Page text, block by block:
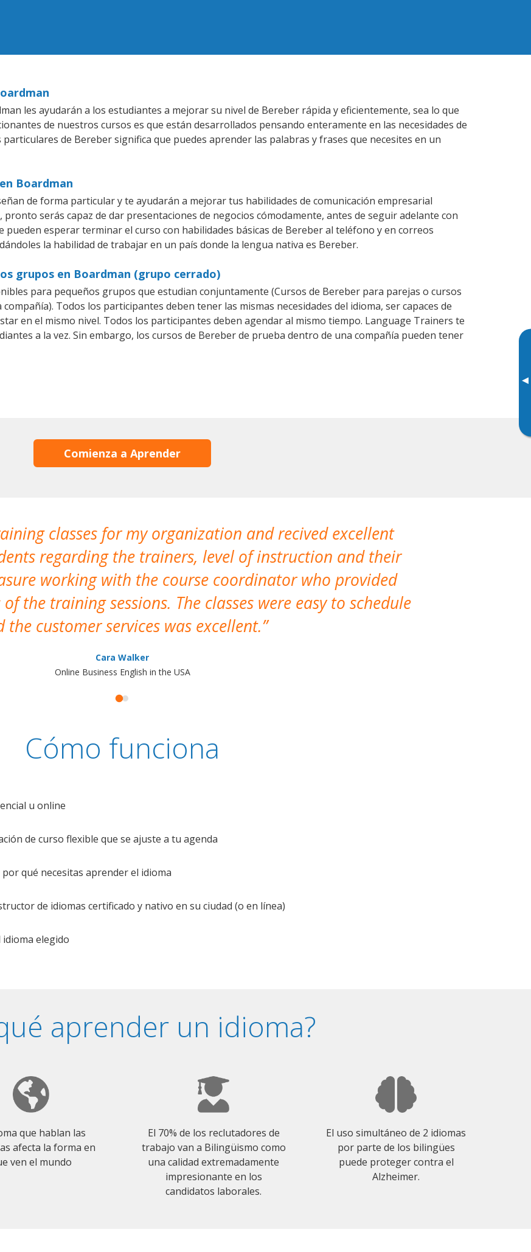
▸
les ayudarán a los estudiantes a mejorar su nivel de Bereber rápida y eficientemente, sea lo que
de nuestros cursos es que están desarrollados pensando enteramente en las necesidades de
de Bereber significa que puedes aprender las palabras y frases que necesites en un
Boardman
de forma particular y te ayudarán a mejorar tus habilidades de comunicación empresarial
serás capaz de dar presentaciones de negocios cómodamente, antes de seguir adelante con
esperar terminar el curso con habilidades básicas de Bereber al teléfono y en correos
la habilidad de trabajar en un país donde la lengua nativa es Bereber.
grupos en Boardman (grupo cerrado)
para pequeños grupos que estudian conjuntamente (Cursos de Bereber para parejas o cursos
Todos los participantes deben tener las mismas necesidades del idioma, ser capaces de
en el mismo nivel. Todos los participantes deben agendar al mismo tiempo. Language Trainers te
a la vez. Sin embargo, los cursos de Bereber de prueba dentro de una compañía pueden tener
Comienza a Aprender
classes for my organization and recived excellent
regarding the trainers, level of instruction and their
working with the course coordinator who provided
the training sessions. The classes were easy to schedule
the customer services was excellent.
Cara Walker
Online Business English in the USA
Cómo funciona
u online
de curso flexible que se ajuste a tu agenda
qué necesitas aprender el idioma
de idiomas certificado y nativo en su ciudad (o en línea)
idioma elegido
aprender un idioma?
que hablan las
afecta la forma en
ven el mundo
El 70% de los reclutadores de
trabajo van a Bilingüismo como
una calidad extremadamente
impresionante en los
candidatos laborales.
El uso simultáneo de 2 idiomas
por parte de los bilingües
puede proteger contra el
Alzheimer.